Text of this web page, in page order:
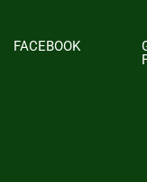
FACEBOOK